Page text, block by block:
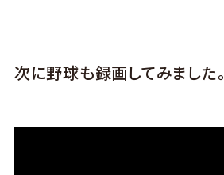
次に野球も録画してみました。